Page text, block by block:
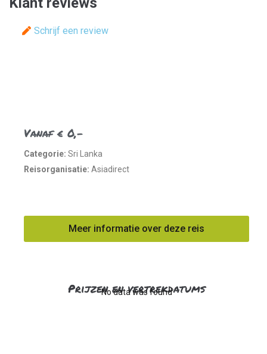
Schrijf een review
Vanaf € 0,-
Categorie: Sri Lanka
Reisorganisatie: Asiadirect
Meer informatie over deze reis
Prijzen en vertrekdatums
No data was found